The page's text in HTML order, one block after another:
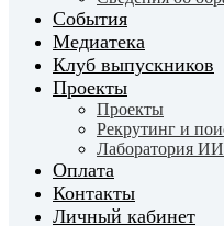
События
Медиатека
Клуб выпускников
Проекты
Проекты
Рекрутинг и
Лаборатория ИИ
Оплата
Контакты
Личный кабинет